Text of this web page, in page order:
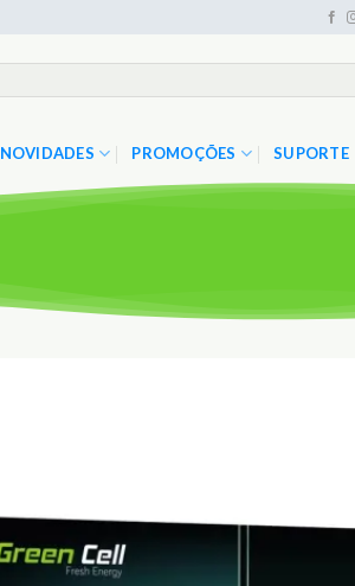
NOVIDADES PROMOÇÕES SUPORTE